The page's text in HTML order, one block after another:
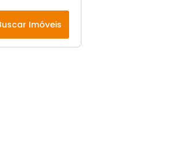
Imóveis